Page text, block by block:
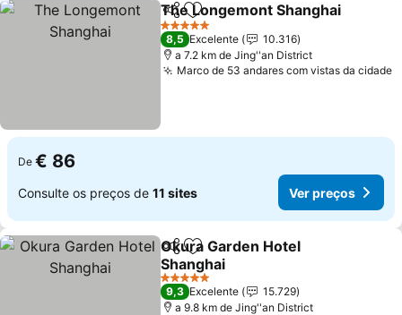
PartilharAdicionar aos favoritos
The Longemont Shanghai
5 Estrelas
8,5 Excelente
10.316
a 7.2 km de Jing''an District
Marco de 53 andares com vistas da cidade
De € 86
Consulte os preços de 11 sites Ver preços
PartilharAdicionar aos favoritos
Okura Garden Hotel
Shanghai
Ver preços
5 Estrelas
9,3 Excelente
15.729
a 9.8 km de Jing''an District